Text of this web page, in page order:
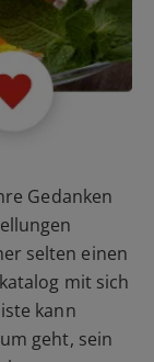
Gedanken
selten einen
mit sich
kann
geht, sein